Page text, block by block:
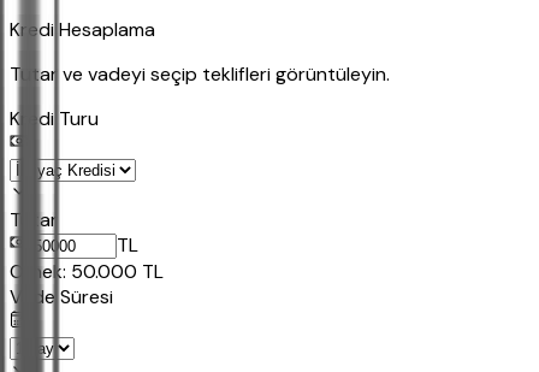
Kredi Hesaplama
Tutar ve vadeyi seçip teklifleri görüntüleyin.
Kredi Turu
Tutar
TL
Ornek: 50.000 TL
Vade Süresi